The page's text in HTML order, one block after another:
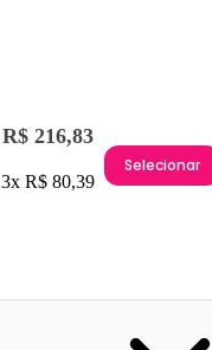
R$ 216,83
3x R$ 80,39
Selecionar